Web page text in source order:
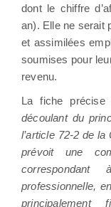
dont le chiffre
an). Elle ne serait
et assimilées
soumises pour
revenu.
La fiche précise
découlant du
l’article 72-2 de
prévoit une
professionnelle,